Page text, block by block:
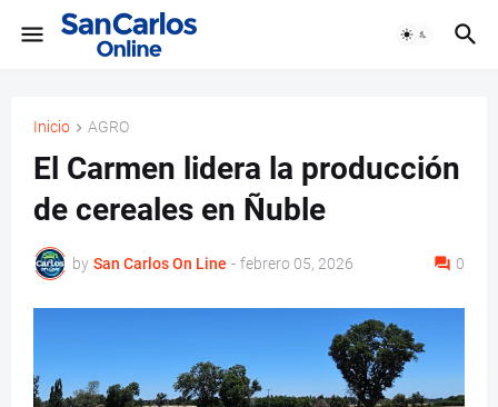
Inicio AGRO
El Carmen lidera la producción
de cereales en Ñuble
by San Carlos On Line - febrero 05, 2026 0